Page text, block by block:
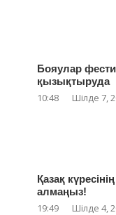
Бояулар
қызықтыруда
10:48 Шілде 7,
Қазақ
алмаңыз!
19:49 Шілде 4,